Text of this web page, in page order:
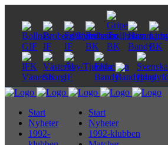
Start
Nyheter
1992-klubben
Start
Nyheter
1992-